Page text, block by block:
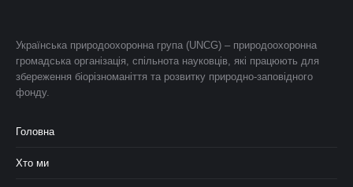
Українська природоохоронна група (UNCG) – природоохоронна
громадська організація, спільнота науковців, які працюють для
збереження біорізноманіття та розвитку природно-заповідного
фонду.
Головна
Хто ми